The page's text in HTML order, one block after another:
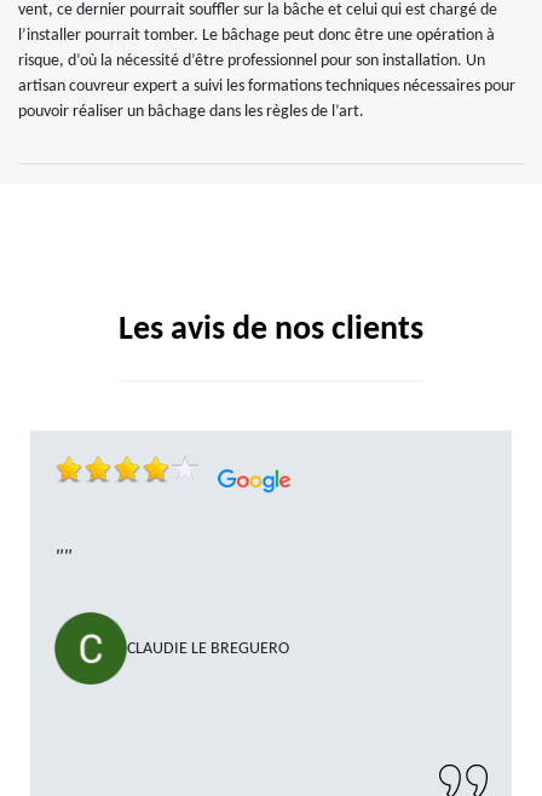
vent, ce dernier pourrait souffler sur la bâche et celui qui est chargé de
l’installer pourrait tomber. Le bâchage peut donc être une opération à
risque, d’où la nécessité d’être professionnel pour son installation. Un
artisan couvreur expert a suivi les formations techniques nécessaires pour
pouvoir réaliser un bâchage dans les règles de l’art.
Les avis de nos clients
""
CLAUDIE LE BREGUERO